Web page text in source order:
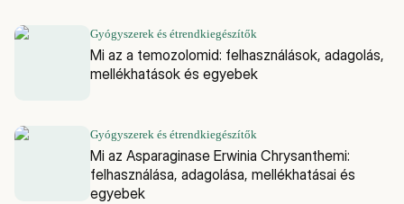
Gyógyszerek és étrendkiegészítők
Mi az a temozolomid: felhasználások, adagolás,
mellékhatások és egyebek
Gyógyszerek és étrendkiegészítők
Mi az Asparaginase Erwinia Chrysanthemi:
felhasználása, adagolása, mellékhatásai és
egyebek